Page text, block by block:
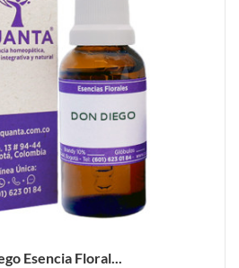
Esencia Floral...